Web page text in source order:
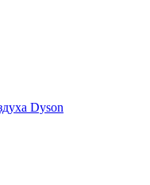
Dyson